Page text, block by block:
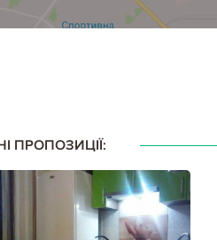
ПРОПОЗИЦІЇ: